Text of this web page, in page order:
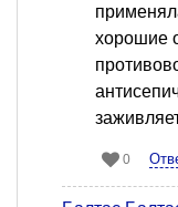
хорошие
0